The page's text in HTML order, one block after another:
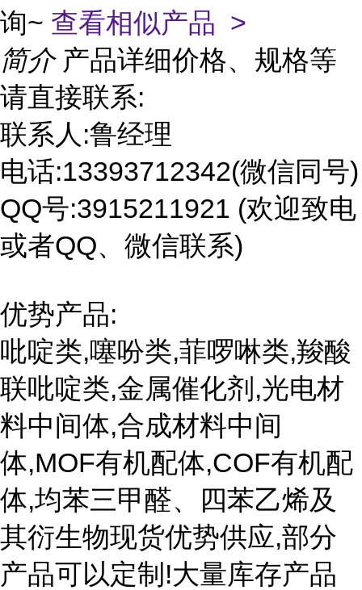
询~ 查看相似产品 >
简介 产品详细价格、规格等
请直接联系:
联系人:鲁经理
电话:13393712342(微信同号)
QQ号:3915211921 (欢迎致电
或者QQ、微信联系)
优势产品:
吡啶类,噻吩类,菲啰啉类,羧酸
联吡啶类,金属催化剂,光电材
料中间体,合成材料中间
体,MOF有机配体,COF有机配
体,均苯三甲醛、四苯乙烯及
其衍生物现货优势供应,部分
产品可以定制!大量库存产品